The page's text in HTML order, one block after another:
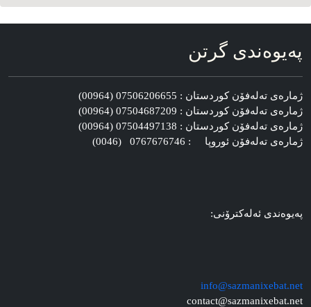
په‌یوه‌ندی گرتن
ژماره‌ی ته‌له‌فۆن کوردستان : 07506206655 (00964)
ژماره‌ی ته‌له‌فۆن کوردستان : 07504687209 (00964)
ژماره‌ی ته‌له‌فۆن کوردستان : 07504497138 (00964)
ژماره‌ی ته‌له‌فۆن ئوروپا : 0767676746 (0046)
په‌یوه‌ندی ئه‌له‌کترۆنی:
info@sazmanixebat.net
contact@sazmanixebat.net